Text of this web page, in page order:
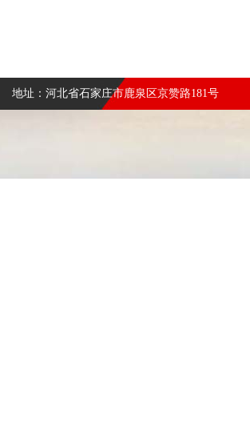
地址：河北省石家庄市鹿泉区京赞路181号